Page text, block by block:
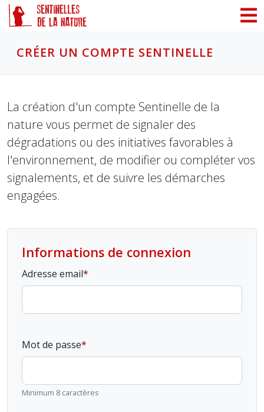
CRÉER UN COMPTE SENTINELLE
La création d'un compte Sentinelle de la
nature vous permet de signaler des
dégradations ou des initiatives favorables à
l'environnement, de modifier ou compléter vos
signalements, et de suivre les démarches
engagées.
Informations de connexion
Adresse email
Mot de passe
Minimum 8 caractères
Panneau de gestion des cookies